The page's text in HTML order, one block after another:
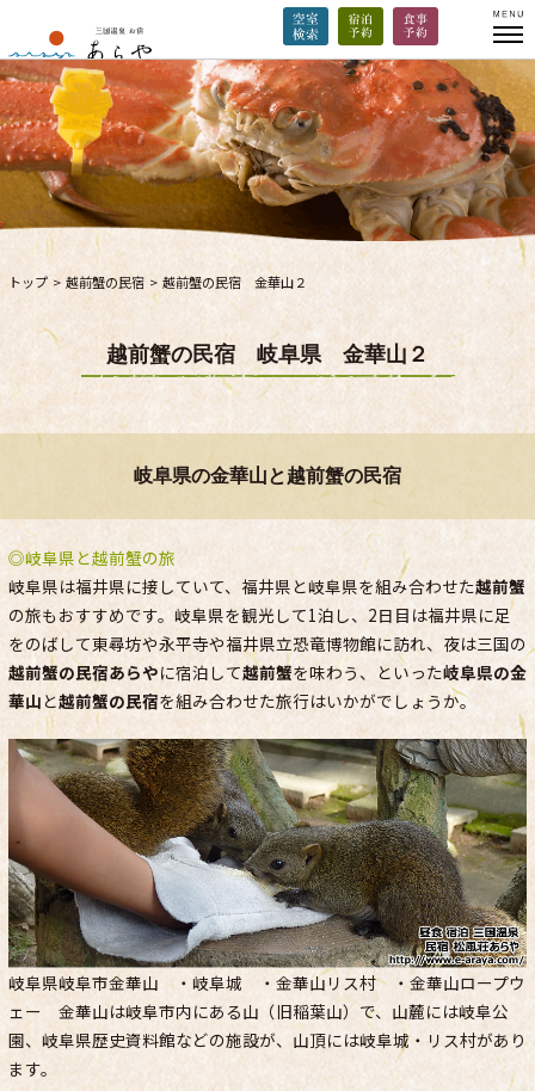
トップ >越前蟹の民宿 > 越前蟹の民宿 金華山２
越前蟹の民宿 岐阜県 金華山２
岐阜県の金華山と越前蟹の民宿
◎岐阜県と越前蟹の旅
岐阜県は福井県に接していて、福井県と岐阜県を組み合わせた越前蟹
の旅もおすすめです。岐阜県を観光して1泊し、2日目は福井県に足
をのばして東尋坊や永平寺や福井県立恐竜博物館に訪れ、夜は三国の
越前蟹の民宿あらやに宿泊して越前蟹を味わう、といった岐阜県の金
華山 と越前蟹の民宿を組み合わせた旅行はいかがでしょうか。
岐阜県岐阜市金華山 ・岐阜城 ・金華山リス村 ・金華山ロープウ
ェー 金華山は岐阜市内にある山（旧稲葉山）で、山麓には岐阜公
園、岐阜県歴史資料館などの施設が、山頂には岐阜城・リス村があり
ます。